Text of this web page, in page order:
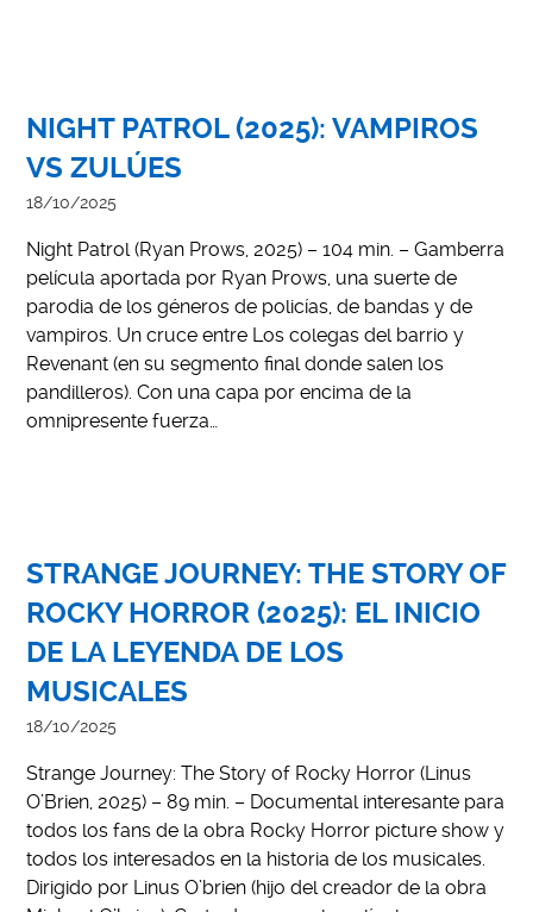
NIGHT PATROL (2025): VAMPIROS
VS ZULÚES
18/10/2025
Night Patrol (Ryan Prows, 2025) – 104 min. – Gamberra
película aportada por Ryan Prows, una suerte de
parodia de los géneros de policías, de bandas y de
vampiros. Un cruce entre Los colegas del barrio y
Revenant (en su segmento final donde salen los
pandilleros). Con una capa por encima de la
omnipresente fuerza…
STRANGE JOURNEY: THE STORY OF
ROCKY HORROR (2025): EL INICIO
DE LA LEYENDA DE LOS
MUSICALES
18/10/2025
Strange Journey: The Story of Rocky Horror (Linus
O’Brien, 2025) – 89 min. – Documental interesante para
todos los fans de la obra Rocky Horror picture show y
todos los interesados en la historia de los musicales.
Dirigido por Linus O’brien (hijo del creador de la obra